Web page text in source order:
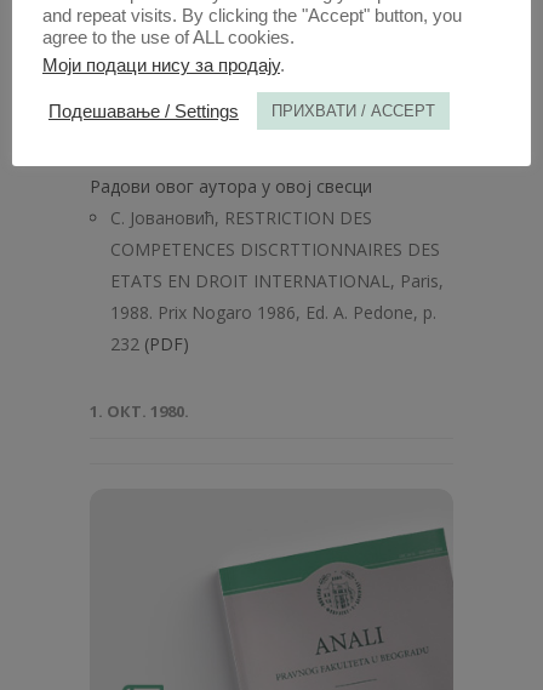
Анaли 1988 | Вол 36 | 5
Радови овог аутора у овој свесци
С. Јовановић, RESTRICTION DES
COMPETENCES DISCRTTIONNAIRES DES
ETATS EN DROIT INTERNATIONAL, Paris,
1988. Prix Nogaro 1986, Ed. A. Pedone, p.
232 (PDF)
1. ОКТ. 1980.
and repeat visits. By clicking the "Accept" button, you
agree to the use of ALL cookies.
Моји подаци нису за продају.
Подешавање / Settings ПРИХВАТИ / ACCEPT